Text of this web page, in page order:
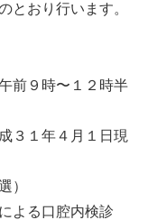
とおり行います。
前９時〜１２時半
３１年４月１日現
）
よる口腔内検診